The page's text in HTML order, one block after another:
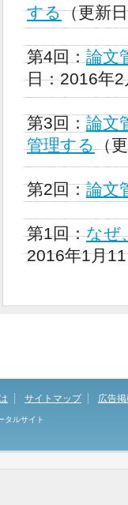
する（更新
第4回： 論文
日：2016年
第3回： 論文
管理する（
第2回：論文
第1回：なぜ
2016年1月
サイトマップ 広告
タルサイト